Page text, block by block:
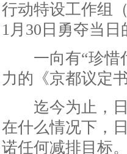
行动特设工作组
1月30日勇夺当日
一向有“珍惜付
力的《京都议定
迄今为止，日
在什么情况下，
诺任何减排目标